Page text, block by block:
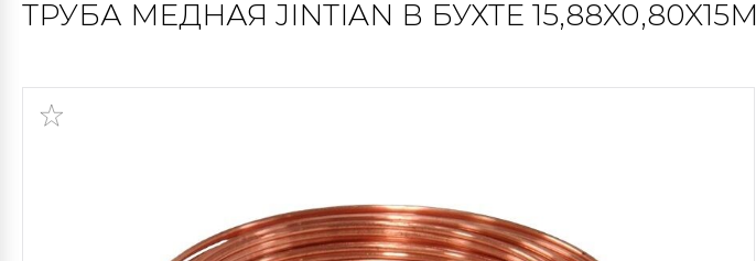
ТРУБА МЕДНАЯ JINTIAN В БУХТЕ 15,88X0,80X15M